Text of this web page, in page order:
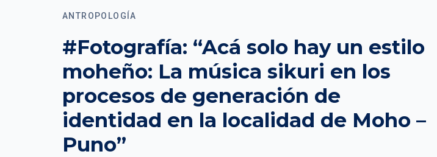
ANTROPOLOGÍA
#Fotografía: “Acá solo hay un estilo
moheño: La música sikuri en los
procesos de generación de
identidad en la localidad de Moho –
Puno”